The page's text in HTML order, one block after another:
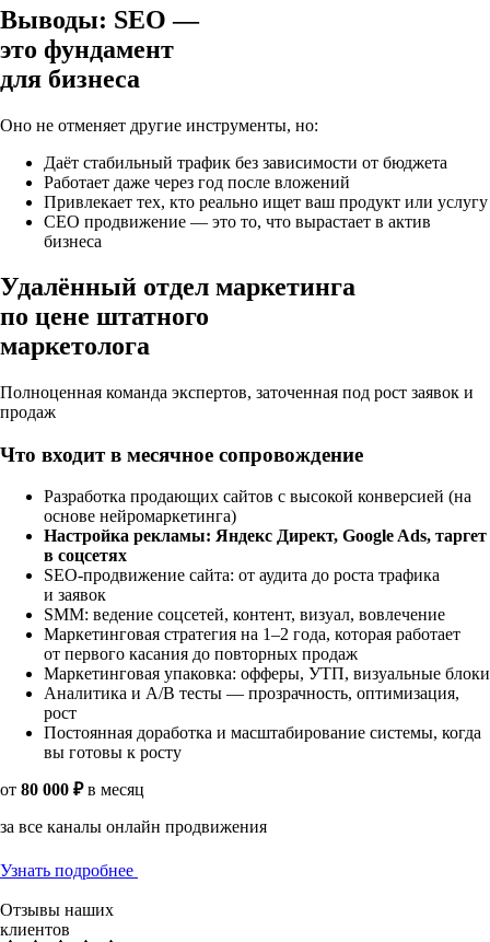
Выводы: SEO —
это фундамент
для бизнеса
Оно не отменяет другие инструменты, но:
Даёт стабильный трафик без зависимости от бюджета
Работает даже через год после вложений
Привлекает тех, кто реально ищет ваш продукт или услугу
СЕО продвижение — это то, что вырастает в актив
бизнеса
Удалённый отдел маркетинга
по цене штатного
маркетолога
Полноценная команда экспертов, заточенная под рост заявок и
продаж
Что входит в месячное сопровождение
Разработка продающих сайтов с высокой конверсией (на
основе нейромаркетинга)
Настройка рекламы: Яндекс Директ, Google Ads, таргет
в соцсетях
SEO-продвижение сайта: от аудита до роста трафика
и заявок
SMM: ведение соцсетей, контент, визуал, вовлечение
Маркетинговая стратегия на 1–2 года, которая работает
от первого касания до повторных продаж
Маркетинговая упаковка: офферы, УТП, визуальные блоки
Аналитика и A/B тесты — прозрачность, оптимизация,
рост
Постоянная доработка и масштабирование системы, когда
вы готовы к росту
от 80 000 ₽в месяц
за все каналы онлайн продвижения
Узнать подробнее
Отзывы наших
клиентов